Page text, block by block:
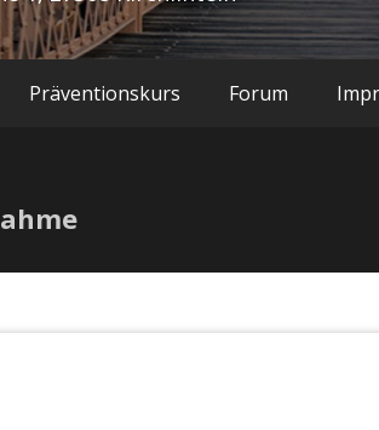
Präventionskurs Forum